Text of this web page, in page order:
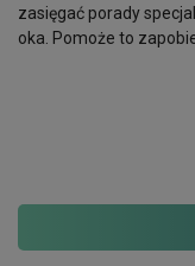
zasięgać porady
oka. Pomoże to